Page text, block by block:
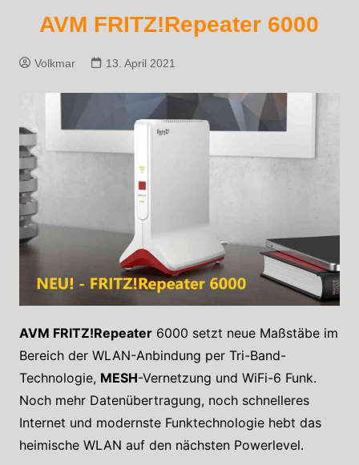
AVM FRITZ!Repeater 6000
Volkmar 13. April 2021
AVM FRITZ!Repeater6000 setzt neue Maßstäbe im
Bereich der WLAN-Anbindung per Tri-Band-
Technologie, MESH-Vernetzung und WiFi-6 Funk.
Noch mehr Datenübertragung, noch schnelleres
Internet und modernste Funktechnologie hebt das
heimische WLAN auf den nächsten Powerlevel.